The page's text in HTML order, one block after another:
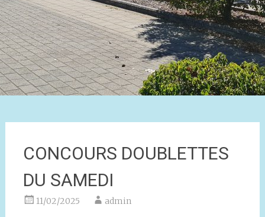
CONCOURS DOUBLETTES
DU SAMEDI
11/02/2025 admin